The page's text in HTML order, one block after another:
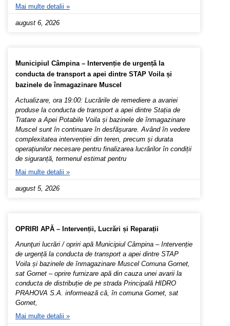
Mai multe detalii »
august 6, 2026
Municipiul Câmpina – Intervenție de urgență la
conducta de transport a apei dintre STAP Voila și
bazinele de înmagazinare Muscel
Actualizare, ora 19:00: Lucrările de remediere a avariei
produse la conducta de transport a apei dintre Stația de
Tratare a Apei Potabile Voila și bazinele de înmagazinare
Muscel sunt în continuare în desfășurare. Având în vedere
complexitatea intervenției din teren, precum și durata
operațiunilor necesare pentru finalizarea lucrărilor în condiții
de siguranță, termenul estimat pentru
Mai multe detalii »
august 5, 2026
OPRIRI APĂ – Intervenții, Lucrări și Reparații
Anunţuri lucrări / opriri apă Municipiul Câmpina – Intervenție
de urgență la conducta de transport a apei dintre STAP
Voila și bazinele de înmagazinare Muscel Comuna Gornet,
sat Gornet – oprire furnizare apă din cauza unei avarii la
conducta de distribuție de pe strada Principală HIDRO
PRAHOVA S.A. informează că, în comuna Gornet, sat
Gornet,
Mai multe detalii »